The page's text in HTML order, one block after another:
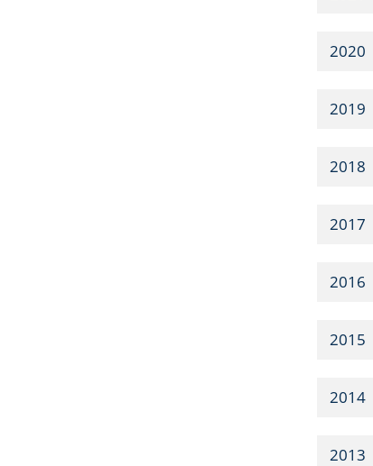
2020
2019
2018
2017
2016
2015
2014
2013